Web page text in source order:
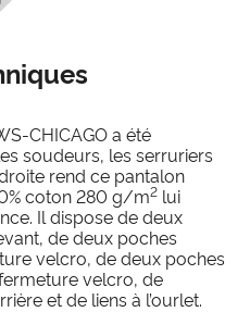
CHICAGO a été
soudeurs, les serruriers
rend ce pantalon
coton 280 g/m2 lui
Il dispose de deux
de deux poches
velcro, de deux poches
velcro, de
et de liens à l’ourlet.